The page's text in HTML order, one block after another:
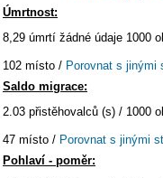
Úmrtnost:
8,29 úmrtí žádné údaje 1000
102 místo / Porovnat s jinými
Saldo migrace:
2.03 přistěhovalců (s) / 1000
47 místo / Porovnat s jinými
Pohlaví - poměr: